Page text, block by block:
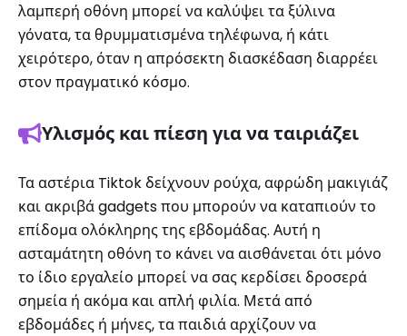
λαμπερή οθόνη μπορεί να καλύψει τα ξύλινα
γόνατα, τα θρυμματισμένα τηλέφωνα, ή κάτι
χειρότερο, όταν η απρόσεκτη διασκέδαση διαρρέει
στον πραγματικό κόσμο.
Υλισμός και πίεση για να ταιριάζει
Τα αστέρια Tiktok δείχνουν ρούχα, αφρώδη μακιγιάζ
και ακριβά gadgets που μπορούν να καταπιούν το
επίδομα ολόκληρης της εβδομάδας. Αυτή η
ασταμάτητη οθόνη το κάνει να αισθάνεται ότι μόνο
το ίδιο εργαλείο μπορεί να σας κερδίσει δροσερά
σημεία ή ακόμα και απλή φιλία. Μετά από
εβδομάδες ή μήνες, τα παιδιά αρχίζουν να